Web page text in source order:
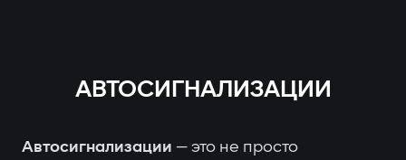
АВТОСИГНАЛИЗАЦИИ
Автосигнализации — это не просто